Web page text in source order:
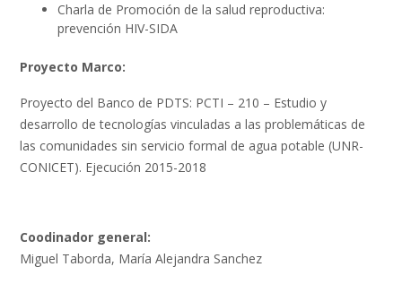
Charla de Promoción de la salud reproductiva:
prevención HIV-SIDA
Proyecto Marco:
Proyecto del Banco de PDTS: PCTI – 210 – Estudio y
desarrollo de tecnologías vinculadas a las problemáticas de
las comunidades sin servicio formal de agua potable (UNR-
CONICET). Ejecución 2015-2018
Coodinador general:
Miguel Taborda, María Alejandra Sanchez